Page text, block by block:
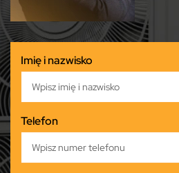
Imię i nazwisko
Telefon